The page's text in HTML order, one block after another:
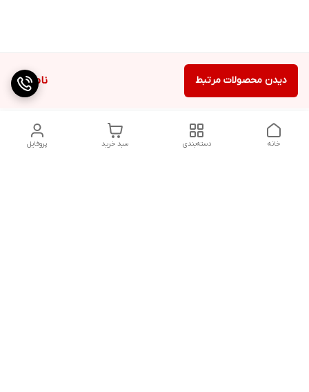
ناموجود دیدن محصولات مرتبط
پروفایل سبد خرید دسته‌بندی خانه